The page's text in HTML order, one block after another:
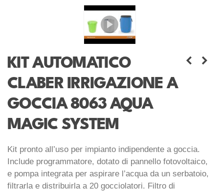
KIT AUTOMATICO
CLABER IRRIGAZIONE A
GOCCIA 8063 AQUA
MAGIC SYSTEM
Kit pronto all’uso per impianto indipendente a goccia.
Include programmatore, dotato di pannello fotovoltaico,
e pompa integrata per aspirare l’acqua da un serbatoio,
filtrarla e distribuirla a 20 gocciolatori. Filtro di